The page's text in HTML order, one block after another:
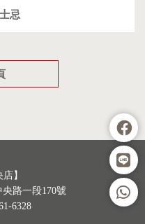
士忌
】
路一段170號
6328